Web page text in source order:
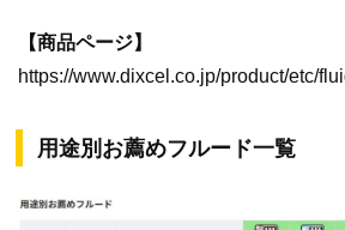
【商品ページ】
https://www.dixcel.co.jp/product/etc/
用途別お薦めフルード一覧